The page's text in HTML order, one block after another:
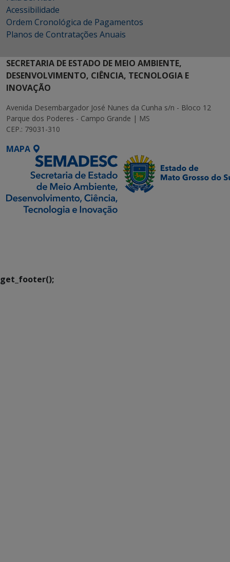
Acessibilidade
Ordem Cronológica de Pagamentos
Planos de Contratações Anuais
SECRETARIA DE ESTADO DE MEIO AMBIENTE,
DESENVOLVIMENTO, CIÊNCIA, TECNOLOGIA E
INOVAÇÃO
Avenida Desembargador José Nunes da Cunha s/n - Bloco 12
Parque dos Poderes - Campo Grande | MS
CEP.: 79031-310
MAPA
get_footer();